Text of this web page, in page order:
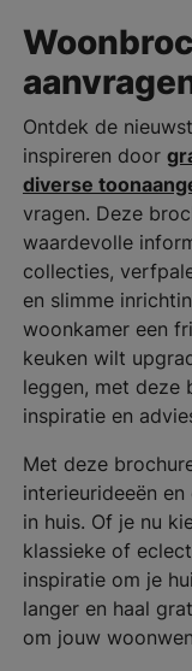
Ontdek de
inspireren door
diverse
vragen. Deze
waardevolle
collecties,
en slimme
woonkamer een
keuken wilt
leggen, met deze
inspiratie en
Met deze
interieurideeën
in huis. Of je nu
klassieke of
inspiratie om je
langer en haal
om jouw